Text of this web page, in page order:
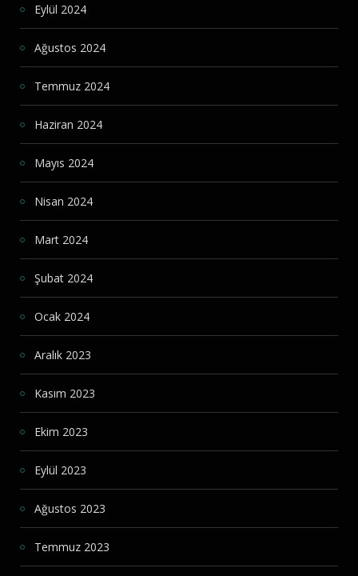
Eylül 2024
Ağustos 2024
Temmuz 2024
Haziran 2024
Mayıs 2024
Nisan 2024
Mart 2024
Şubat 2024
Ocak 2024
Aralık 2023
Kasım 2023
Ekim 2023
Eylül 2023
Ağustos 2023
Temmuz 2023